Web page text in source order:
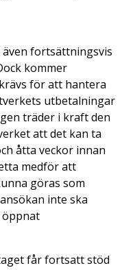
fortsättningsvis
kommer
för att hantera
utbetalningar
träder i kraft den
att det kan ta
åtta veckor innan
medför att
göras som
inte ska
får fortsatt stöd